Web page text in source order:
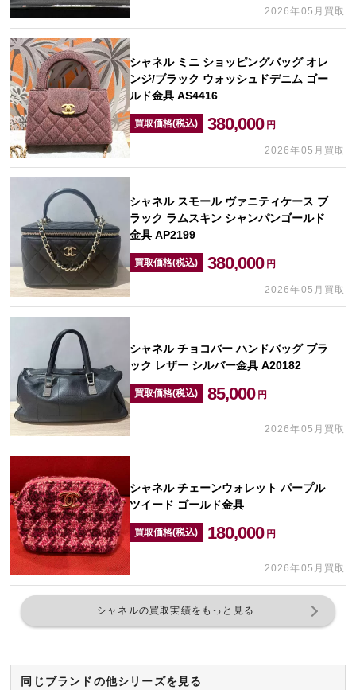
2026年05月買取
シャネル ミニ ショッピングバッグ オレ
ンジ/ブラック ウォッシュドデニム ゴー
ルド金具 AS4416
買取価格(税込) 380,000 円
2026年05月買取
シャネル スモール ヴァニティケース ブ
ラック ラムスキン シャンパンゴールド
金具 AP2199
買取価格(税込) 380,000 円
2026年05月買取
シャネル チョコバー ハンドバッグ ブラ
ック レザー シルバー金具 A20182
買取価格(税込) 85,000 円
2026年05月買取
シャネル チェーンウォレット パープル
ツイード ゴールド金具
買取価格(税込) 180,000 円
2026年05月買取
シャネルの買取実績をもっと見る
同じブランドの他シリーズを見る